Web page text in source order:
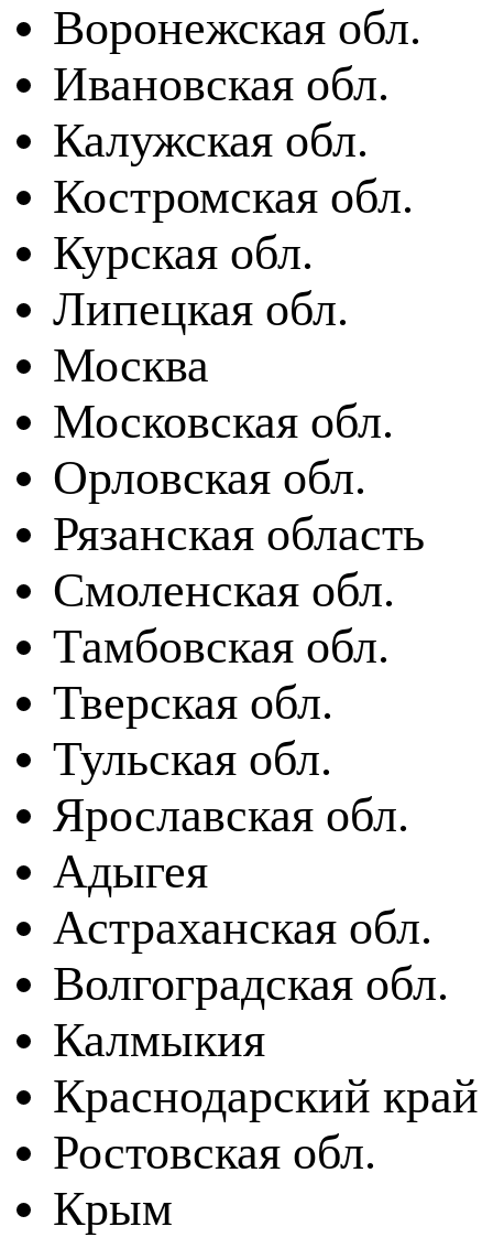
Воронежская обл.
Ивановская обл.
Калужская обл.
Костромская обл.
Курская обл.
Липецкая обл.
Москва
Московская обл.
Орловская обл.
Рязанская область
Смоленская обл.
Тамбовская обл.
Тверская обл.
Тульская обл.
Ярославская обл.
Адыгея
Астраханская обл.
Волгоградская обл.
Калмыкия
Краснодарский край
Ростовская обл.
Крым